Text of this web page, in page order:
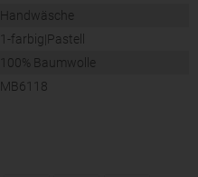
Handwäsche
1-farbig|Pastell
100% Baumwolle
MB6118